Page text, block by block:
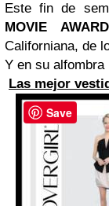
Este fin de
MOVIE
Californiana, de
Y en su alfombra
Las mejor
Save